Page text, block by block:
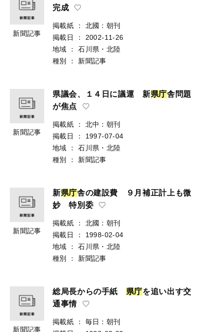
新聞記事
完成
掲載紙 ：
北國：朝刊
掲載日
：
2002-11-26
地域
：
石川県・北陸
種別
： 新聞記事
新聞記事
県議会、１４日に議運 新県庁舎問題
が焦点
掲載紙 ：
北中：朝刊
掲載日
：
1997-07-04
地域
：
石川県・北陸
種別
： 新聞記事
新聞記事
新県庁舎の建設費 ９月補正計上も微
妙 特別委
掲載紙 ：
北國：朝刊
掲載日
：
1998-02-04
地域
：
石川県・北陸
種別
： 新聞記事
新聞記事
総局長からの手紙 県庁を追い出す交
通事情
掲載紙 ：
毎日：朝刊